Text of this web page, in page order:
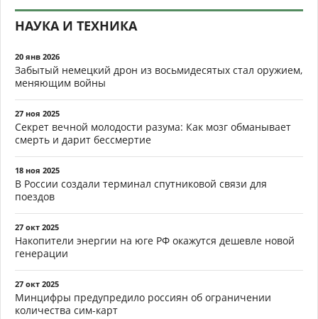
НАУКА И ТЕХНИКА
20 янв 2026
Забытый немецкий дрон из восьмидесятых стал оружием,
меняющим войны
27 ноя 2025
Секрет вечной молодости разума: Как мозг обманывает
смерть и дарит бессмертие
18 ноя 2025
В России создали терминал спутниковой связи для
поездов
27 окт 2025
Накопители энергии на юге РФ окажутся дешевле новой
генерации
27 окт 2025
Минцифры предупредило россиян об ограничении
количества сим-карт